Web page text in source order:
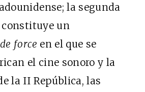
la segunda
un
force en el que se
el cine sonoro y la
la II República, las